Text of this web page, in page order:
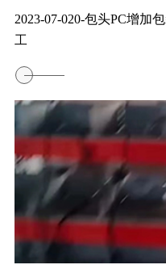
2023-07-020-包头PC增加
工